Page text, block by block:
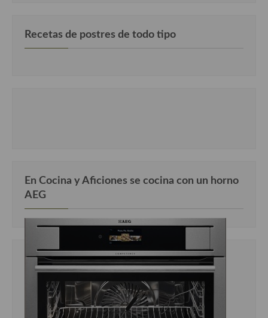
Recetas de postres de todo tipo
En Cocina y Aficiones se cocina con un horno
AEG